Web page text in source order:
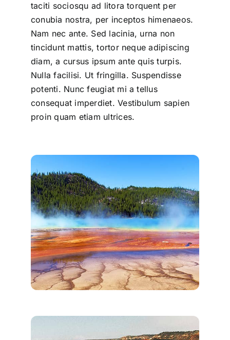
taciti sociosqu ad litora torquent per
conubia nostra, per inceptos himenaeos.
Nam nec ante. Sed lacinia, urna non
tincidunt mattis, tortor neque adipiscing
diam, a cursus ipsum ante quis turpis.
Nulla facilisi. Ut fringilla. Suspendisse
potenti. Nunc feugiat mi a tellus
consequat imperdiet. Vestibulum sapien
proin quam etiam ultrices.